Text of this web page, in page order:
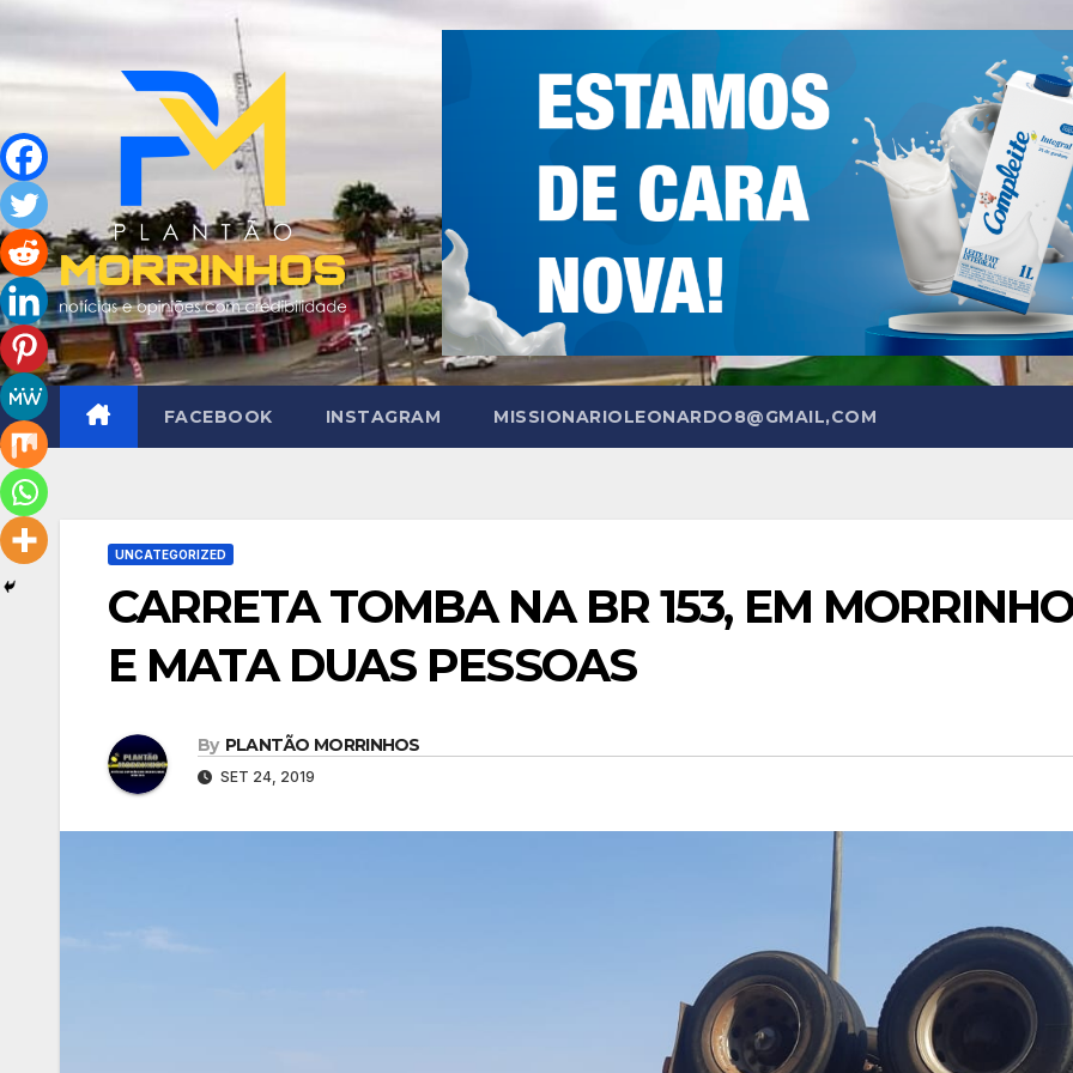
Skip
to
content
FACEBOOK INSTAGRAM MISSIONARIOLEONARDO8@GMAIL,COM
UNCATEGORIZED
CARRETA TOMBA NA BR 153, EM
E MATA DUAS PESSOAS
By PLANTÃO MORRINHOS
SET 24, 2019